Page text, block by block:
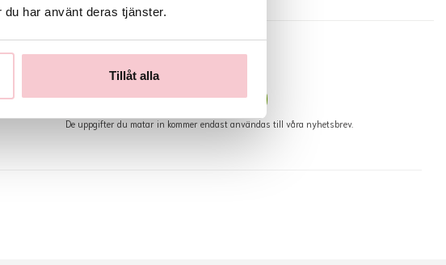
har använt deras tjänster.
Tillåt alla
Nyhetsbrev
De uppgifter du matar in kommer endast användas till våra nyhetsbrev.